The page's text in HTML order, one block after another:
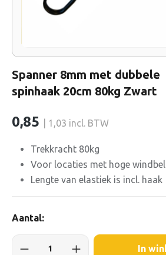
Spanner 8mm met dubbele
spinhaak 20cm 80kg Zwart
0,85 | 1,03 incl. BTW
Trekkracht 80kg
Voor locaties met hoge
Lengte van elastiek is incl. haak
Aantal:
In